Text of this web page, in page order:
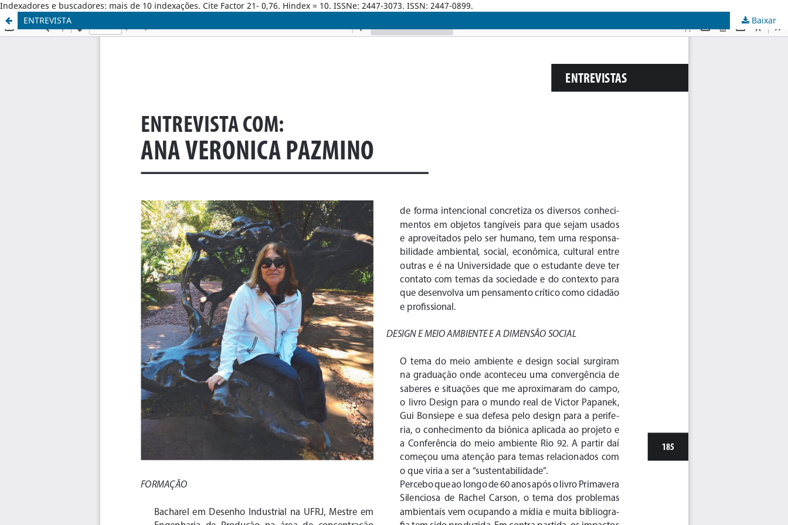
Indexadores e buscadores: mais de 10 indexações. Cite Factor 21- 0,76. Hindex = 10. ISSNe: 2447-3073. ISSN: 2447-0899.
ENTREVISTA
Baixar